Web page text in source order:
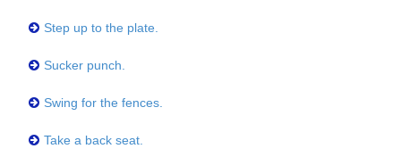
Step up to the plate.
Sucker punch.
Swing for the fences.
Take a back seat.